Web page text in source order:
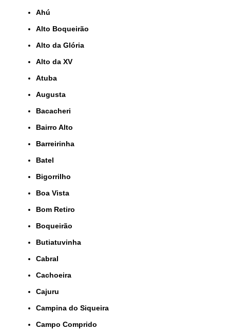
Ahú
Alto Boqueirão
Alto da Glória
Alto da XV
Atuba
Augusta
Bacacheri
Bairro Alto
Barreirinha
Batel
Bigorrilho
Boa Vista
Bom Retiro
Boqueirão
Butiatuvinha
Cabral
Cachoeira
Cajuru
Campina do Siqueira
Campo Comprido